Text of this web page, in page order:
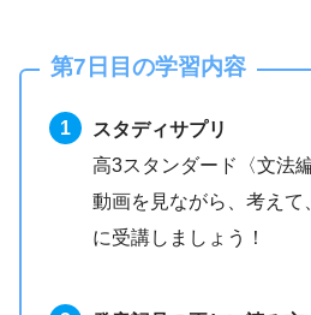
第7日目の学習内容
スタディサプリ
高3スタンダード〈文法
動画を見ながら、考え
に受講しましょう！